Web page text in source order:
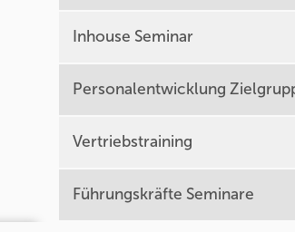
Inhouse Seminar
Personalentwicklung
Vertriebstraining
Führungskräfte Seminare